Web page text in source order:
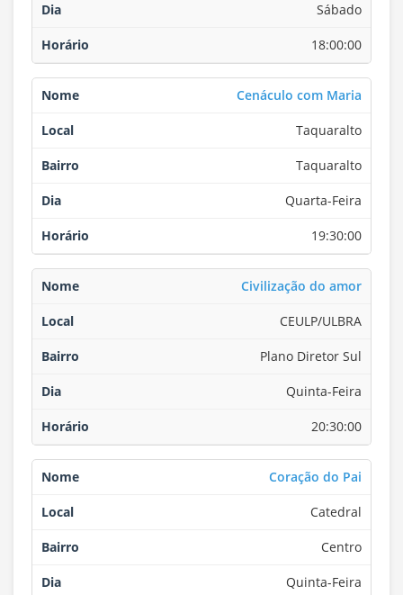
Sábado
18:00:00
Cenáculo com Maria
Taquaralto
Taquaralto
Quarta-Feira
19:30:00
Civilização do amor
CEULP/ULBRA
Plano Diretor Sul
Quinta-Feira
20:30:00
Coração do Pai
Catedral
Centro
Quinta-Feira